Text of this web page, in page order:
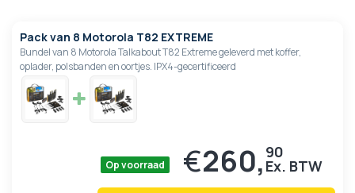
Pack van 8 Motorola T82 EXTREME
Bundel van 8 Motorola Talkabout T82 Extreme geleverd met koffer,
oplader, polsbanden en oortjes. IPX4-gecertificeerd
Op voorraad €260, 90